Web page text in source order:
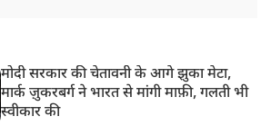
मोदी सरकार की चेतावनी के आगे झुका मेटा,
मार्क ज़ुकरबर्ग ने भारत से मांगी माफ़ी, गलती भी
स्वीकार की